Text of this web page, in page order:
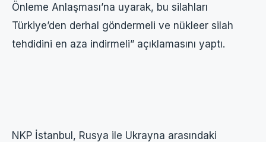
Önleme Anlaşması’na uyarak, bu silahları
Türkiye’den derhal göndermeli ve nükleer silah
tehdidini en aza indirmeli” açıklamasını yaptı.
NKP İstanbul, Rusya ile Ukrayna arasındaki